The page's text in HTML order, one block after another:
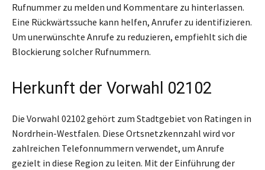
Rufnummer zu melden und Kommentare zu hinterlassen.
Eine Rückwärtssuche kann helfen, Anrufer zu identifizieren.
Um unerwünschte Anrufe zu reduzieren, empfiehlt sich die
Blockierung solcher Rufnummern.
Herkunft der Vorwahl 02102
Die Vorwahl 02102 gehört zum Stadtgebiet von Ratingen in
Nordrhein-Westfalen. Diese Ortsnetzkennzahl wird vor
zahlreichen Telefonnummern verwendet, um Anrufe
gezielt in diese Region zu leiten. Mit der Einführung der